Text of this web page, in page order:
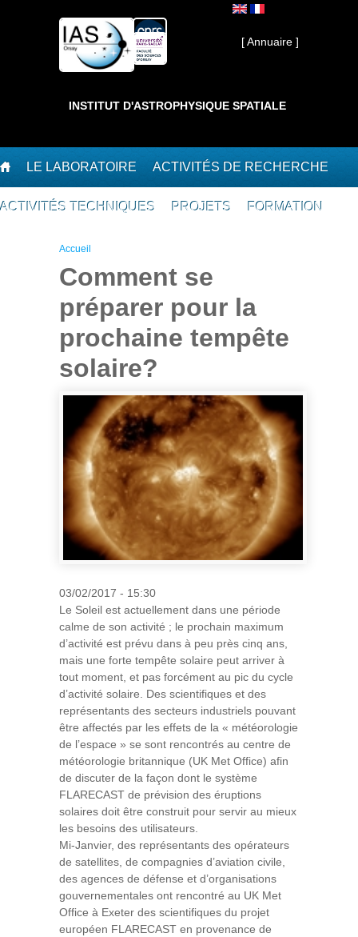
Interne ]
[ Annuaire ]
INSTITUT D'ASTROPHYSIQUE SPATIALE
LE LABORATOIRE ACTIVITÉS DE RECHERCHE
ACTIVITÉS TECHNIQUES PROJETS FORMATION
Vous êtes ici
Accueil
Comment se
préparer pour la
prochaine tempête
solaire?
03/02/2017 - 15:30
Le Soleil est actuellement dans une période
calme de son activité ; le prochain maximum
d’activité est prévu dans à peu près cinq ans,
mais une forte tempête solaire peut arriver à
tout moment, et pas forcément au pic du cycle
d’activité solaire. Des scientifiques et des
représentants des secteurs industriels pouvant
être affectés par les effets de la « météorologie
de l’espace » se sont rencontrés au centre de
météorologie britannique (UK Met Office) afin
de discuter de la façon dont le système
FLARECAST de prévision des éruptions
solaires doit être construit pour servir au mieux
les besoins des utilisateurs.
Mi-Janvier, des représentants des opérateurs
de satellites, de compagnies d’aviation civile,
des agences de défense et d’organisations
gouvernementales ont rencontré au UK Met
Office à Exeter des scientifiques du projet
européen FLARECAST en provenance de